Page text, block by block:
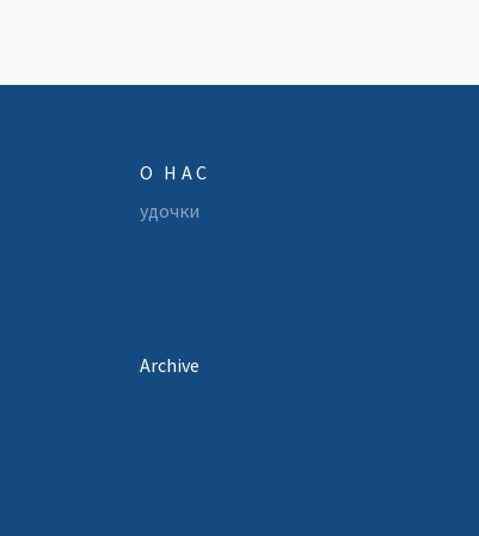
О НАС
удочки
Archive